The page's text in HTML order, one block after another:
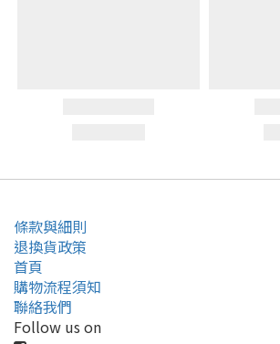
條款與細則
退換貨政策
首頁
購物流程須知
聯絡我們
Follow us on